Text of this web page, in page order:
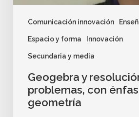
Comunicación innovación
Espacio y forma Innovación
Secundaria y media
Geogebra y
problemas, con
geometría